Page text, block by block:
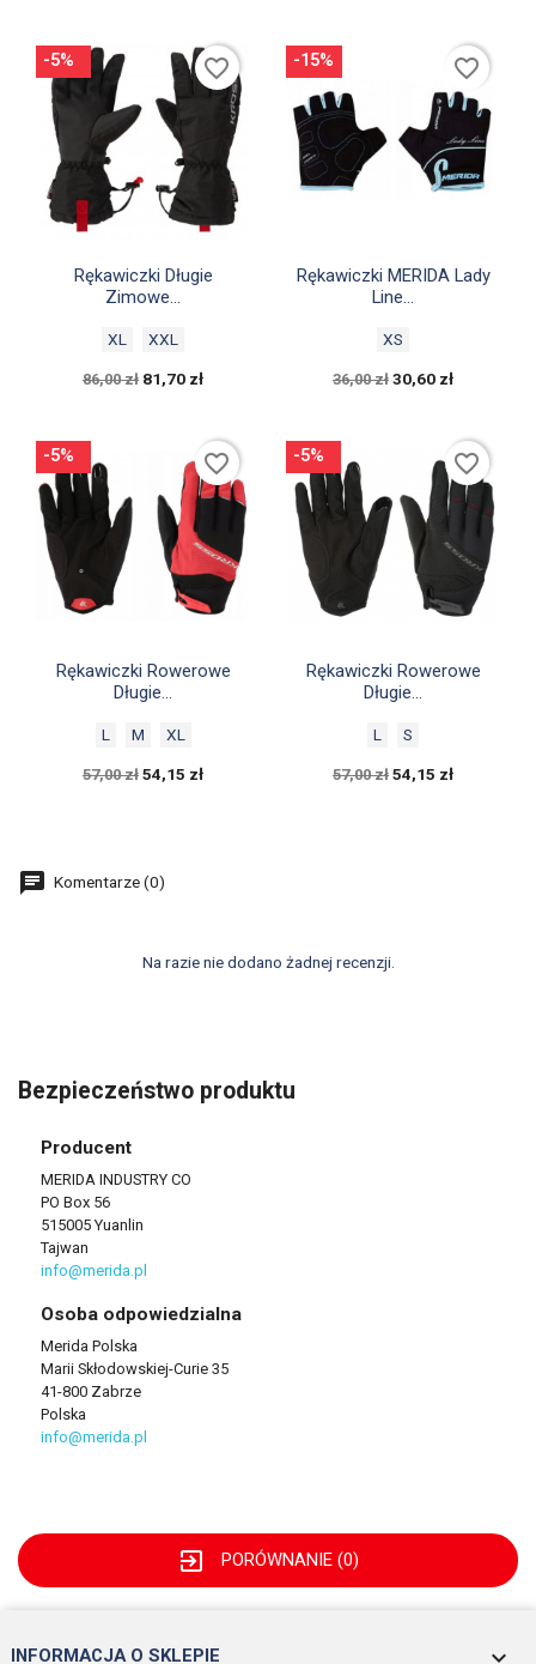
Szybki podgląd
Rękawiczki Długie
Zimowe...
XL XXL
86,00 zł 81,70 zł
-5% favorite_border
Szybki podgląd
Rękawiczki MERIDA Lady
Line...
XS
36,00 zł 30,60 zł
-15% favorite_border
Szybki podgląd
Rękawiczki Rowerowe
Długie...
L M XL
57,00 zł 54,15 zł
-5% favorite_border
Szybki podgląd
Rękawiczki Rowerowe
Długie...
L S
57,00 zł 54,15 zł
-5% favorite_border
Komentarze (0)
Na razie nie dodano żadnej recenzji.
Bezpieczeństwo produktu
Producent
MERIDA INDUSTRY CO
PO Box 56
515005 Yuanlin
Tajwan
info@merida.pl
Osoba odpowiedzialna
Merida Polska
Marii Skłodowskiej-Curie 35
41-800 Zabrze
Polska
info@merida.pl
exit_to_app PORÓWNANIE (0)
INFORMACJA O SKLEPIE